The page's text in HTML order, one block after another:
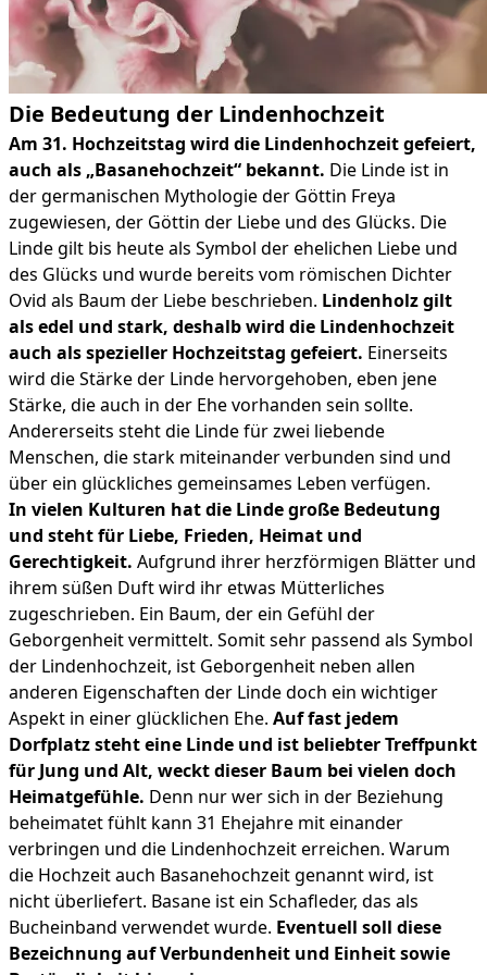
Die Bedeutung der Lindenhochzeit
Am 31. Hochzeitstag wird die Lindenhochzeit gefeiert,
auch als „Basanehochzeit“ bekannt. Die Linde ist in
der germanischen Mythologie der Göttin Freya
zugewiesen, der Göttin der Liebe und des Glücks. Die
Linde gilt bis heute als Symbol der ehelichen Liebe und
des Glücks und wurde bereits vom römischen Dichter
Ovid als Baum der Liebe beschrieben. Lindenholz gilt
als edel und stark, deshalb wird die Lindenhochzeit
auch als spezieller Hochzeitstag gefeiert. Einerseits
wird die Stärke der Linde hervorgehoben, eben jene
Stärke, die auch in der Ehe vorhanden sein sollte.
Andererseits steht die Linde für zwei liebende
Menschen, die stark miteinander verbunden sind und
über ein glückliches gemeinsames Leben verfügen.
In vielen Kulturen hat die Linde große Bedeutung
und steht für Liebe, Frieden, Heimat und
Gerechtigkeit. Aufgrund ihrer herzförmigen Blätter und
ihrem süßen Duft wird ihr etwas Mütterliches
zugeschrieben. Ein Baum, der ein Gefühl der
Geborgenheit vermittelt. Somit sehr passend als Symbol
der Lindenhochzeit, ist Geborgenheit neben allen
anderen Eigenschaften der Linde doch ein wichtiger
Aspekt in einer glücklichen Ehe. Auf fast jedem
Dorfplatz steht eine Linde und ist beliebter Treffpunkt
für Jung und Alt, weckt dieser Baum bei vielen doch
Heimatgefühle. Denn nur wer sich in der Beziehung
beheimatet fühlt kann 31 Ehejahre mit einander
verbringen und die Lindenhochzeit erreichen. Warum
die Hochzeit auch Basanehochzeit genannt wird, ist
nicht überliefert. Basane ist ein Schafleder, das als
Bucheinband verwendet wurde. Eventuell soll diese
Bezeichnung auf Verbundenheit und Einheit sowie